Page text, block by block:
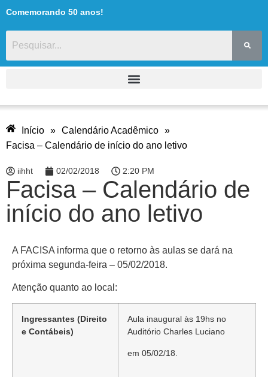
Comemorando 50 anos!
Início » Calendário Acadêmico »
Facisa – Calendário de início do ano letivo
iihht 02/02/2018 2:20 PM
Facisa – Calendário de
início do ano letivo
A FACISA informa que o retorno às aulas se dará na
próxima segunda-feira – 05/02/2018.
Atenção quanto ao local:
Ingressantes (Direito
e Contábeis)
Aula inaugural às 19hs no
Auditório Charles Luciano
em 05/02/18.